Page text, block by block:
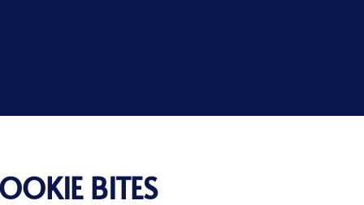
BITES